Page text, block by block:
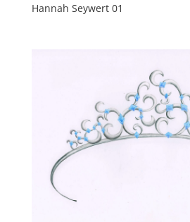
Hannah Seywert 01